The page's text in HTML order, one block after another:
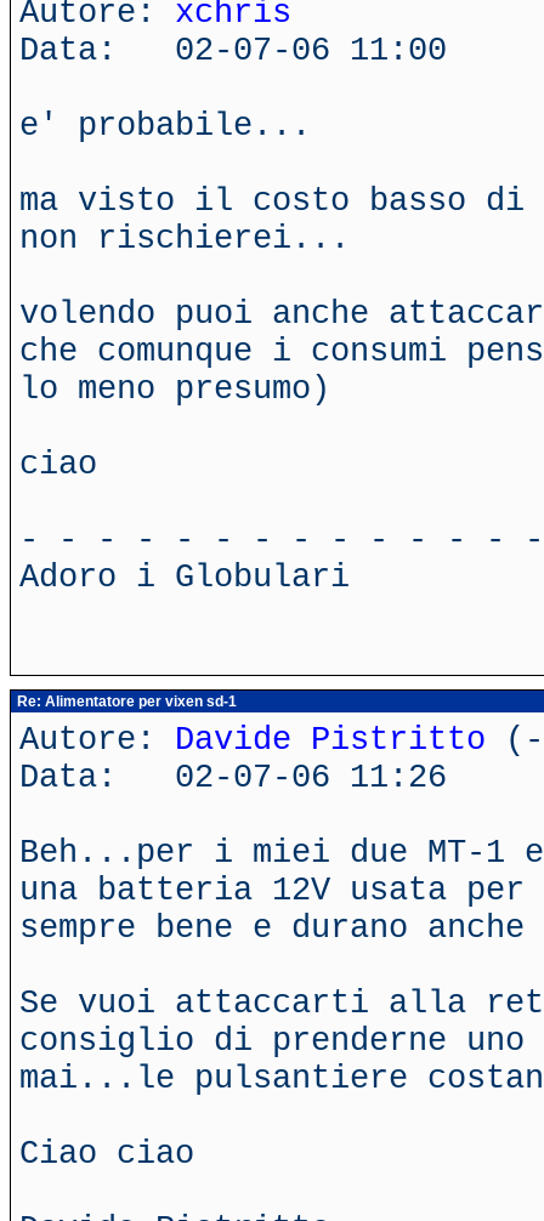
Autore: xchris
Data: 02-07-06 11:00
e' probabile...
ma visto il costo basso di
non rischierei...
volendo puoi anche
che comunque i consumi
lo meno presumo)
ciao
- - - - - - - - - - - - -
Adoro i Globulari
Re: Alimentatore per vixen sd-1
Autore: Davide Pistritto
Data: 02-07-06 11:26
Beh...per i miei due MT-1
una batteria 12V usata per
sempre bene e durano
Se vuoi attaccarti alla
consiglio di prenderne
mai...le pulsantiere
Ciao ciao